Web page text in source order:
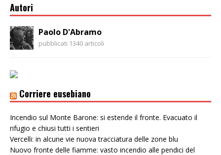
Autori
Paolo D'Abramo
pubblicati 1340 articoli
Corriere eusebiano
Incendio sul Monte Barone: si estende il fronte. Evacuato il
rifugio e chiusi tutti i sentieri
Vercelli: in alcune vie nuova tracciatura delle zone blu
Nuovo fronte delle fiamme: vasto incendio alle pendici del